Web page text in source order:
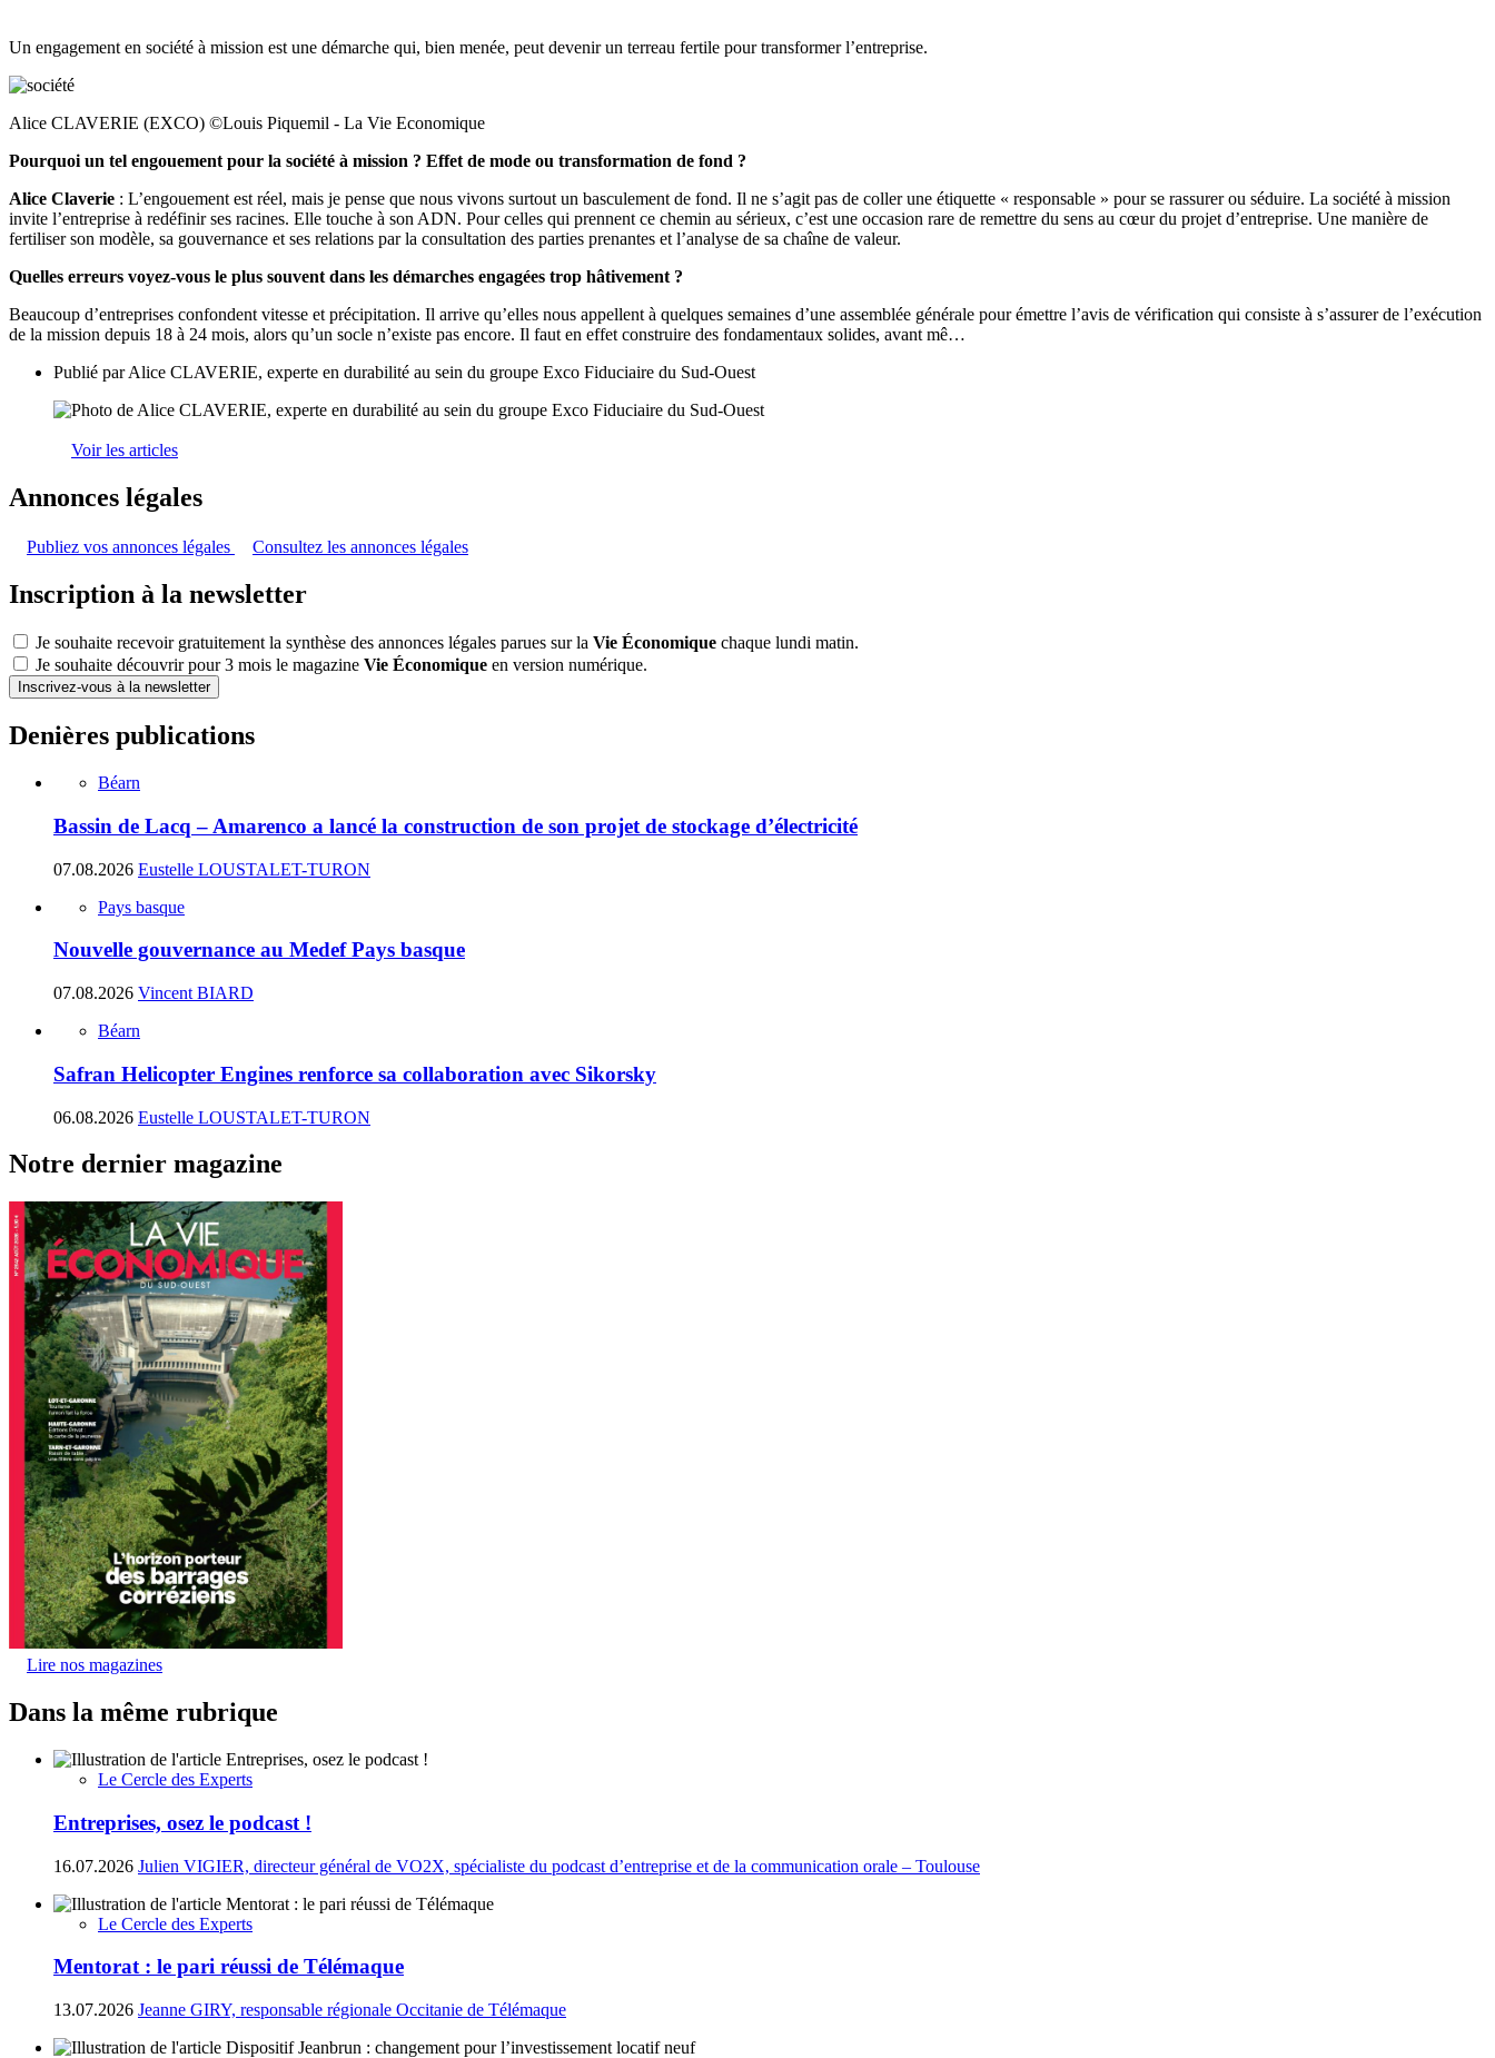
Un engagement en société à mission est une démarche qui, bien menée, peut devenir un terreau fertile pour transformer l’entreprise.
Alice CLAVERIE (EXCO) ©Louis Piquemil - La Vie Economique
Pourquoi un tel engouement pour la société à mission ? Effet de mode ou transformation de fond ?
Alice Claverie : L’engouement est réel, mais je pense que nous vivons surtout un basculement de fond. Il ne s’agit pas de coller une étiquette « responsable » pour se rassurer ou séduire. La société à mission
invite l’entreprise à redéfinir ses racines. Elle touche à son ADN. Pour celles qui prennent ce chemin au sérieux, c’est une occasion rare de remettre du sens au cœur du projet d’entreprise. Une manière de
fertiliser son modèle, sa gouvernance et ses relations par la consultation des parties prenantes et l’analyse de sa chaîne de valeur.
Quelles erreurs voyez-vous le plus souvent dans les démarches engagées trop hâtivement ?
Beaucoup d’entreprises confondent vitesse et précipitation. Il arrive qu’elles nous appellent à quelques semaines d’une assemblée générale pour émettre l’avis de vérification qui consiste à s’assurer de l’exécution
de la mission depuis 18 à 24 mois, alors qu’un socle n’existe pas encore. Il faut en effet construire des fondamentaux solides, avant mê…
Publié parAlice CLAVERIE, experte en durabilité au sein du groupe Exco Fiduciaire du Sud-Ouest
Voir les articles
Annonces légales
Publiez vos annonces légales Consultez les annonces légales
Inscription à la newsletter
Je souhaite recevoir gratuitement la synthèse des annonces légales parues sur la Vie Économique chaque lundi matin.
Je souhaite découvrir pour 3 mois le magazine Vie Économique en version numérique.
Inscrivez-vous à la newsletter
Denières publications
Béarn
Bassin de Lacq – Amarenco a lancé la construction de son projet de stockage d’électricité
07.08.2026 Eustelle LOUSTALET-TURON
Pays basque
Nouvelle gouvernance au Medef Pays basque
07.08.2026 Vincent BIARD
Béarn
Safran Helicopter Engines renforce sa collaboration avec Sikorsky
06.08.2026 Eustelle LOUSTALET-TURON
Notre dernier magazine
Lire nos magazines
Dans la même rubrique
Le Cercle des Experts
Entreprises, osez le podcast !
16.07.2026 Julien VIGIER, directeur général de VO2X, spécialiste du podcast d’entreprise et de la communication orale – Toulouse
Le Cercle des Experts
Mentorat : le pari réussi de Télémaque
13.07.2026 Jeanne GIRY, responsable régionale Occitanie de Télémaque